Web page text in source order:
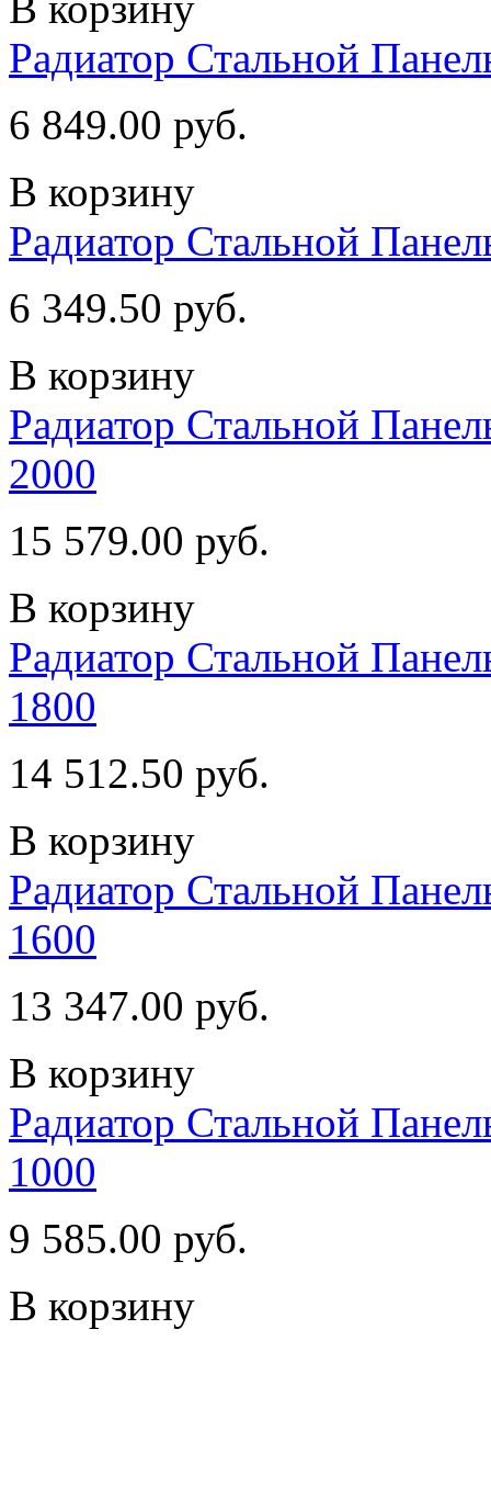
Радиатор Стальной
6 849.00 руб.
В корзину
Радиатор Стальной
6 349.50 руб.
В корзину
Радиатор Стальной
2000
15 579.00 руб.
В корзину
Радиатор Стальной
1800
14 512.50 руб.
В корзину
Радиатор Стальной
1600
13 347.00 руб.
В корзину
Радиатор Стальной
1000
9 585.00 руб.
В корзину